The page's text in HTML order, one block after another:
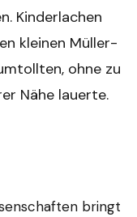
Kinderlachen
kleinen Müller-
ohne zu
Nähe lauerte.
bringt